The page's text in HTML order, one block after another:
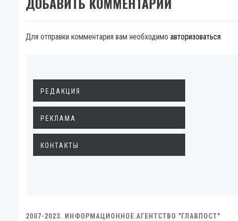
Для отправки комментария вам необходимо авторизоваться.
РЕДАКЦИЯ
РЕКЛАМА
КОНТАКТЫ
2007-2023. ИНФОРМАЦИОННОЕ АГЕНТСТВО "ГЛАВПОСТ"